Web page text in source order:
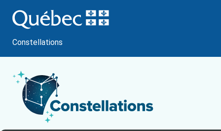
au
contenu
Constellations